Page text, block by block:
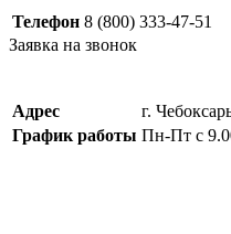
Телефон 8 (800) 333-47-51
Заявка на звонок
Адрес
г.
График работы Пн-Пт с